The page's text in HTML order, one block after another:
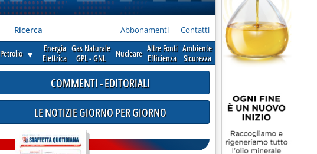
Ricerca Abbonamenti Contatti
Petrolio ▼
Energia
Elettrica
Gas Naturale
GPL - GNL
Nucleare Altre Fonti
Efficienza
Ambiente
Sicurezza
COMMENTI - EDITORIALI
LE NOTIZIE GIORNO PER GIORNO